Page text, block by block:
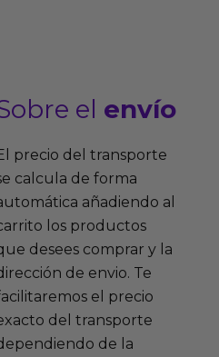
el envío
precio del transporte
calcula de forma
añadiendo al
los productos
desees comprar y la
de envio. Te
el precio
del transporte
de la